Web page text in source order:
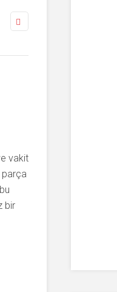
vakit
parça
bir